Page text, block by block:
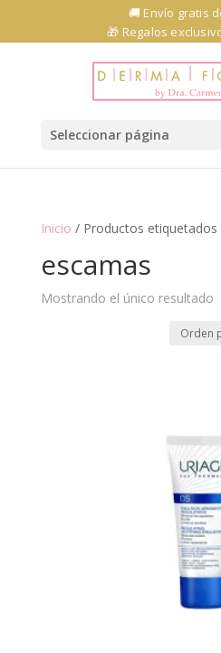
Abrir barra de herramientas
🚚 Envío gratis
🎁 Regalos
Seleccionar página
Inicio / Productos etiquetados
escamas
Mostrando el único resultado